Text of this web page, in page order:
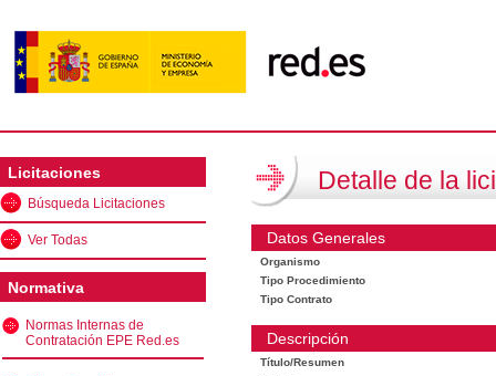
Licitaciones
Búsqueda Licitaciones
Ver Todas
Normativa
Normas Internas de
Contratación EPE Red.es
Detalle de la
Datos Generales
Organismo
Tipo Procedimiento
Tipo Contrato
Descripción
Título/Resumen